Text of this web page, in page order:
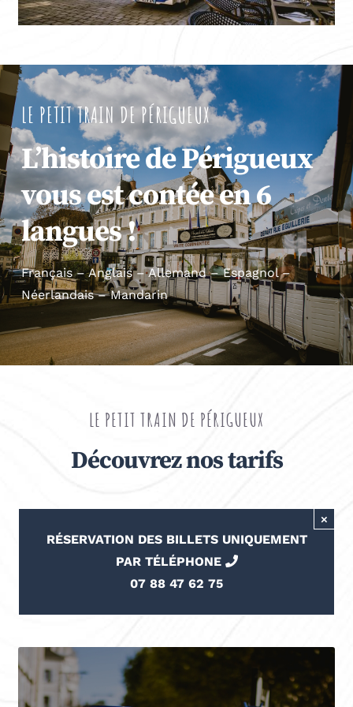
LE PETIT TRAIN DE PÉRIGUEUX
L’histoire de Périgueux
vous est contée en 6
langues !
Français – Anglais – Allemand – Espagnol –
Néerlandais – Mandarin
LE PETIT TRAIN DE PÉRIGUEUX
Découvrez nos tarifs
×
RÉSERVATION DES BILLETS UNIQUEMENT
PAR TÉLÉPHONE
07 88 47 62 75